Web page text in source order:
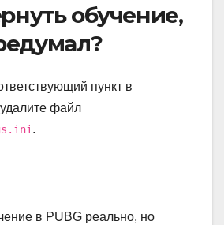
обучение,
пункт в
файл
.
в PUBG реально, но